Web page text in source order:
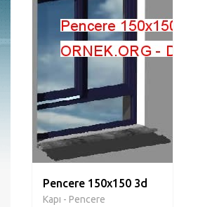
Pencere 150x150 3d
Kapı - Pencere